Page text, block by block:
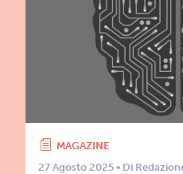
MAGAZINE
27 Agosto 2025 • Di